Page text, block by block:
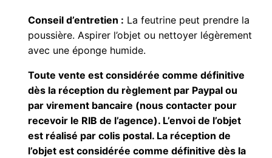
Conseil d’entretien : La feutrine peut prendre la
poussière. Aspirer l’objet ou nettoyer légèrement
avec une éponge humide.
Toute vente est considérée comme définitive
dès la réception du règlement par Paypal ou
par virement bancaire (nous contacter pour
recevoir le RIB de l’agence). L’envoi de l’objet
est réalisé par colis postal. La réception de
l’objet est considérée comme définitive dès la